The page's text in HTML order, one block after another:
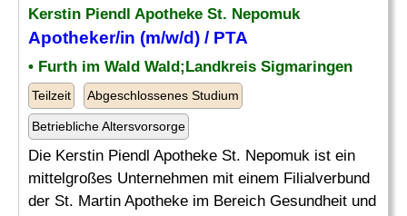
Kerstin Piendl Apotheke St. Nepomuk
Apotheker/in (m/w/d) / PTA
• Furth im Wald Wald;Landkreis Sigmaringen
Teilzeit Abgeschlossenes Studium
Betriebliche Altersvorsorge
Die Kerstin Piendl Apotheke St. Nepomuk ist ein
mittelgroßes Unternehmen mit einem Filialverbund
der St. Martin Apotheke im Bereich Gesundheit und